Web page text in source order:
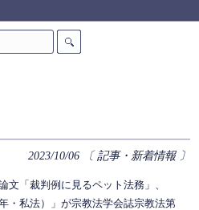
2023/10/06〔 記事・新着情報 〕
文「裁判例に見るペット法務」、
・私法）」が宗教法学会誌宗教法第